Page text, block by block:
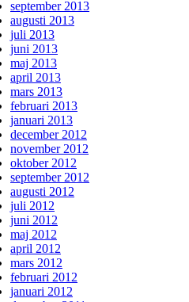
september 2013
augusti 2013
juli 2013
juni 2013
maj 2013
april 2013
mars 2013
februari 2013
januari 2013
december 2012
november 2012
oktober 2012
september 2012
augusti 2012
juli 2012
juni 2012
maj 2012
april 2012
mars 2012
februari 2012
januari 2012